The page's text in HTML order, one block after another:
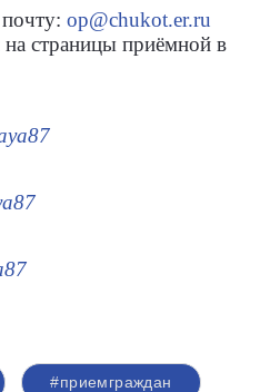
op@chukot.er.ru
страницы приёмной в
#приемграждан